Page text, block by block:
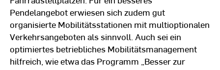
Pendelangebot erwiesen sich zudem gut
organisierte Mobilitätsstationen mit multioptionalen
Verkehrsangeboten als sinnvoll. Auch sei ein
optimiertes betriebliches Mobilitätsmanagement
hilfreich, wie etwa das Programm „Besser zur